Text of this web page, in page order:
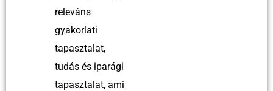
releváns
gyakorlati
tapasztalat,
tudás és iparági
tapasztalat, ami